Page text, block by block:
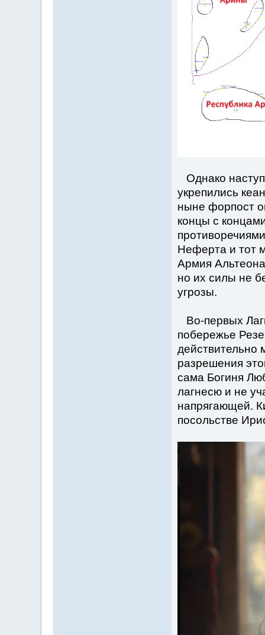
Однако
укрепились
ныне форпост
концы с
Неферта и тот
Армия
но их силы не
угрозы.
Во-первых
побережье
действительно
разрешения
сама Богиня
лагнесю и не
напрягающей.
посольстве